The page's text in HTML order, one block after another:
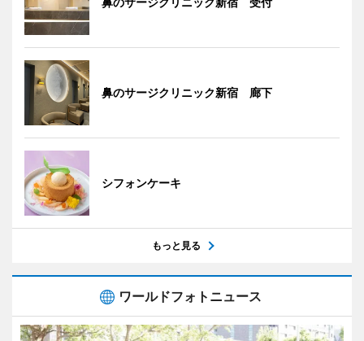
鼻のサージクリニック新宿 廊下
シフォンケーキ
もっと見る
ワールドフォトニュース